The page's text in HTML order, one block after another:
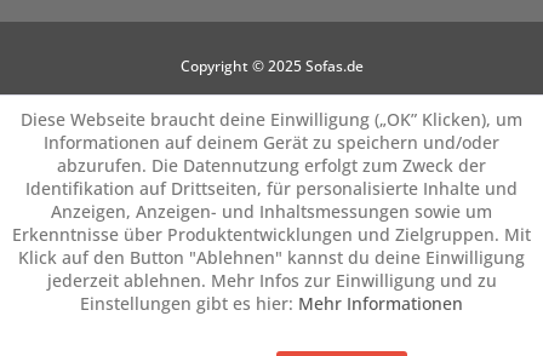
Copyright © 2025 Sofas.de
Diese Webseite braucht deine Einwilligung („OK” Klicken), um
Informationen auf deinem Gerät zu speichern und/oder
abzurufen. Die Datennutzung erfolgt zum Zweck der
Identifikation auf Drittseiten, für personalisierte Inhalte und
Anzeigen, Anzeigen- und Inhaltsmessungen sowie um
Erkenntnisse über Produktentwicklungen und Zielgruppen. Mit
Klick auf den Button "Ablehnen" kannst du deine Einwilligung
jederzeit ablehnen. Mehr Infos zur Einwilligung und zu
Einstellungen gibt es hier: Mehr Informationen